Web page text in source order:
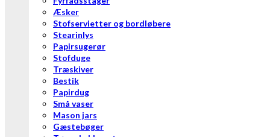
Æsker
Stofservietter og bordløbere
Stearinlys
Papirsugerør
Stofduge
Træskiver
Bestik
Papirdug
Små vaser
Mason jars
Gæstebøger